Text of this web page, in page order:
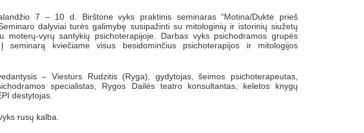
psichoterapijoje”
7 – 10 d. Birštone vyks praktinis seminaras “Motina/Duktė prieš
dalyviai turės galimybę susipažinti su mitologinių ir istorinių siužetų
moterų-vyrų santykių psichoterapijoje. Darbas vyks psichodramos grupės
seminarą kviečiame visus besidominčius psichoterapijos ir mitologijos
– Viesturs Rudzitis (Ryga), gydytojas, šeimos psichoterapeutas,
specialistas, Rygos Dailės teatro konsultantas, keletos knygų
dėstytojas.
rusų kalba.